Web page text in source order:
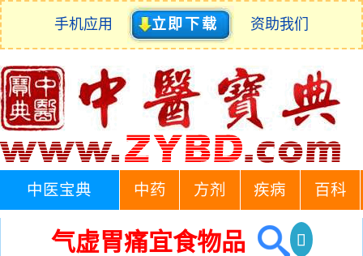
手机应用 立即下载 资助我们
中医宝典 中药 方剂 疾病 百科
气虚胃痛宜食物品